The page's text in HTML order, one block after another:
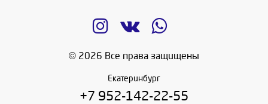
© 2026 Все права защищены
Екатеринбург
+7 952-142-22-55